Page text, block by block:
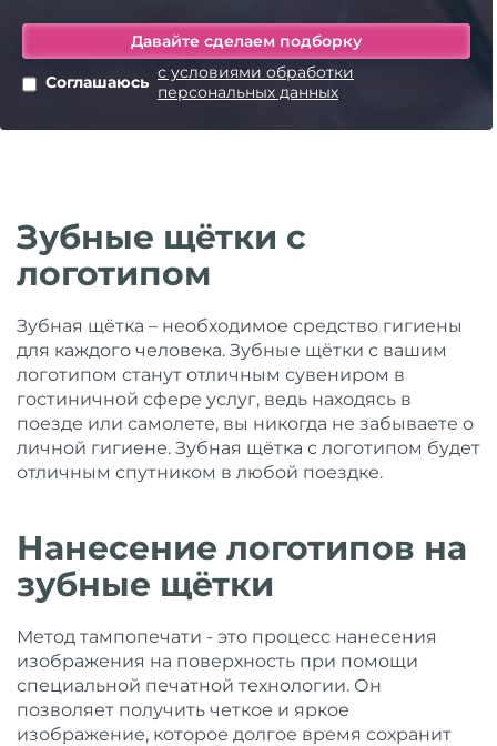
Соглашаюсь с условиями обработки
персональных данных
Зубные щётки с
логотипом
Зубная щётка – необходимое средство гигиены
для каждого человека. Зубные щётки с вашим
логотипом станут отличным сувениром в
гостиничной сфере услуг, ведь находясь в
поезде или самолете, вы никогда не забываете о
личной гигиене. Зубная щётка с логотипом будет
отличным спутником в любой поездке.
Нанесение логотипов на
зубные щётки
Метод тампопечати - это процесс нанесения
изображения на поверхность при помощи
специальной печатной технологии. Он
позволяет получить четкое и яркое
изображение, которое долгое время сохранит